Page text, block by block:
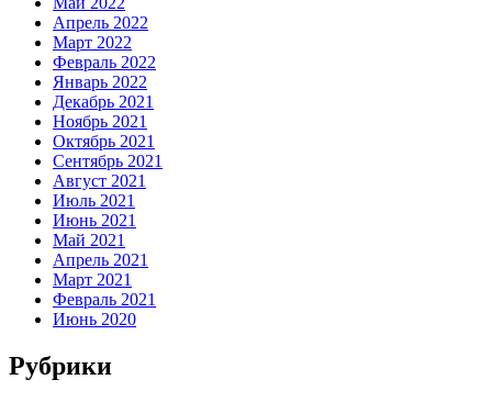
Апрель 2022
Март 2022
Февраль 2022
Январь 2022
Декабрь 2021
Ноябрь 2021
Октябрь 2021
Сентябрь 2021
Август 2021
Июль 2021
Июнь 2021
Май 2021
Апрель 2021
Март 2021
Февраль 2021
Июнь 2020
Рубрики